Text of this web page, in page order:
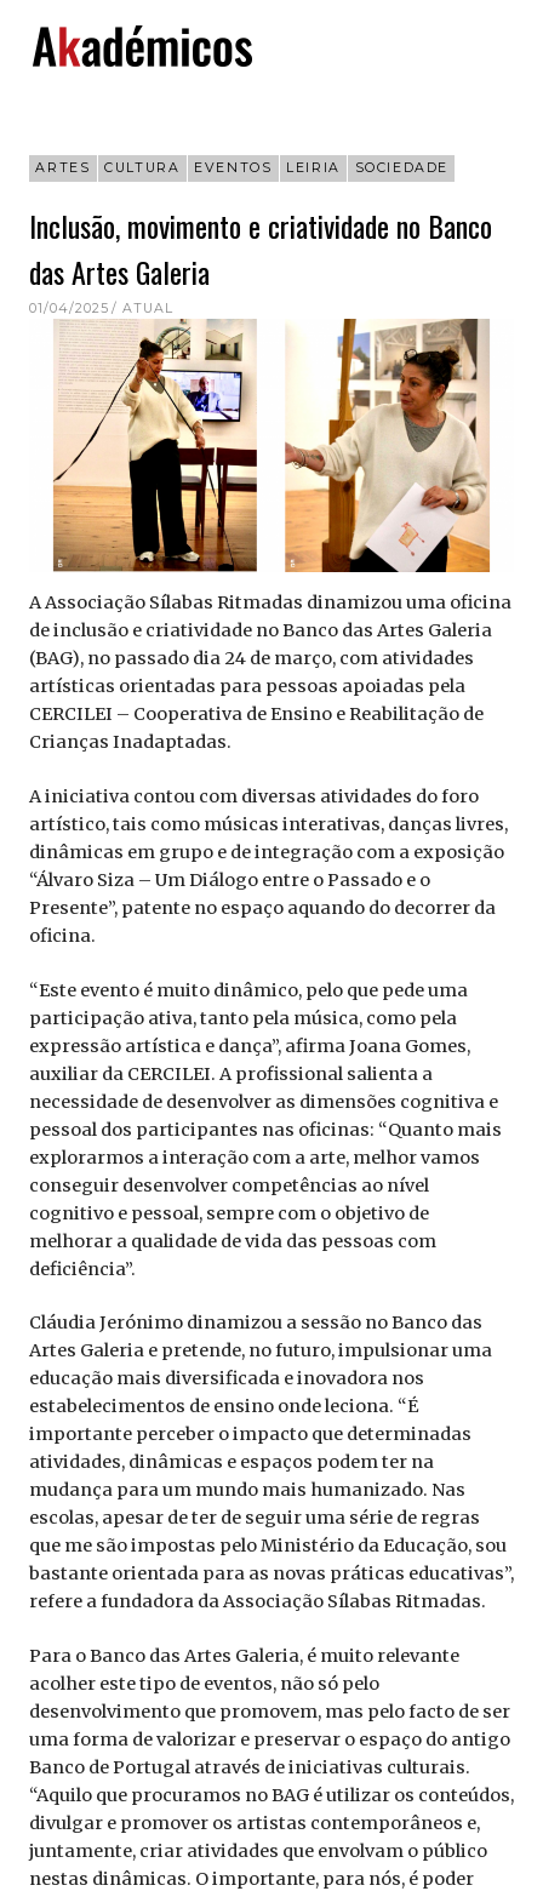
content
ARTES CULTURA EVENTOS LEIRIA SOCIEDADE
Inclusão, movimento e criatividade no Banco
das Artes Galeria
01/04/2025 ATUAL
A Associação Sílabas Ritmadas dinamizou uma oficina
de inclusão e criatividade no Banco das Artes Galeria
(BAG), no passado dia 24 de março, com atividades
artísticas orientadas para pessoas apoiadas pela
CERCILEI – Cooperativa de Ensino e Reabilitação de
Crianças Inadaptadas.
A iniciativa contou com diversas atividades do foro
artístico, tais como músicas interativas, danças livres,
dinâmicas em grupo e de integração com a exposição
“Álvaro Siza – Um Diálogo entre o Passado e o
Presente”, patente no espaço aquando do decorrer da
oficina.
“Este evento é muito dinâmico, pelo que pede uma
participação ativa, tanto pela música, como pela
expressão artística e dança”, afirma Joana Gomes,
auxiliar da CERCILEI. A profissional salienta a
necessidade de desenvolver as dimensões cognitiva e
pessoal dos participantes nas oficinas: “Quanto mais
explorarmos a interação com a arte, melhor vamos
conseguir desenvolver competências ao nível
cognitivo e pessoal, sempre com o objetivo de
melhorar a qualidade de vida das pessoas com
deficiência”.
Cláudia Jerónimo dinamizou a sessão no Banco das
Artes Galeria e pretende, no futuro, impulsionar uma
educação mais diversificada e inovadora nos
estabelecimentos de ensino onde leciona. “É
importante perceber o impacto que determinadas
atividades, dinâmicas e espaços podem ter na
mudança para um mundo mais humanizado. Nas
escolas, apesar de ter de seguir uma série de regras
que me são impostas pelo Ministério da Educação, sou
bastante orientada para as novas práticas educativas”,
refere a fundadora da Associação Sílabas Ritmadas.
Para o Banco das Artes Galeria, é muito relevante
acolher este tipo de eventos, não só pelo
desenvolvimento que promovem, mas pelo facto de ser
uma forma de valorizar e preservar o espaço do antigo
Banco de Portugal através de iniciativas culturais.
“Aquilo que procuramos no BAG é utilizar os conteúdos,
divulgar e promover os artistas contemporâneos e,
juntamente, criar atividades que envolvam o público
nestas dinâmicas. O importante, para nós, é poder